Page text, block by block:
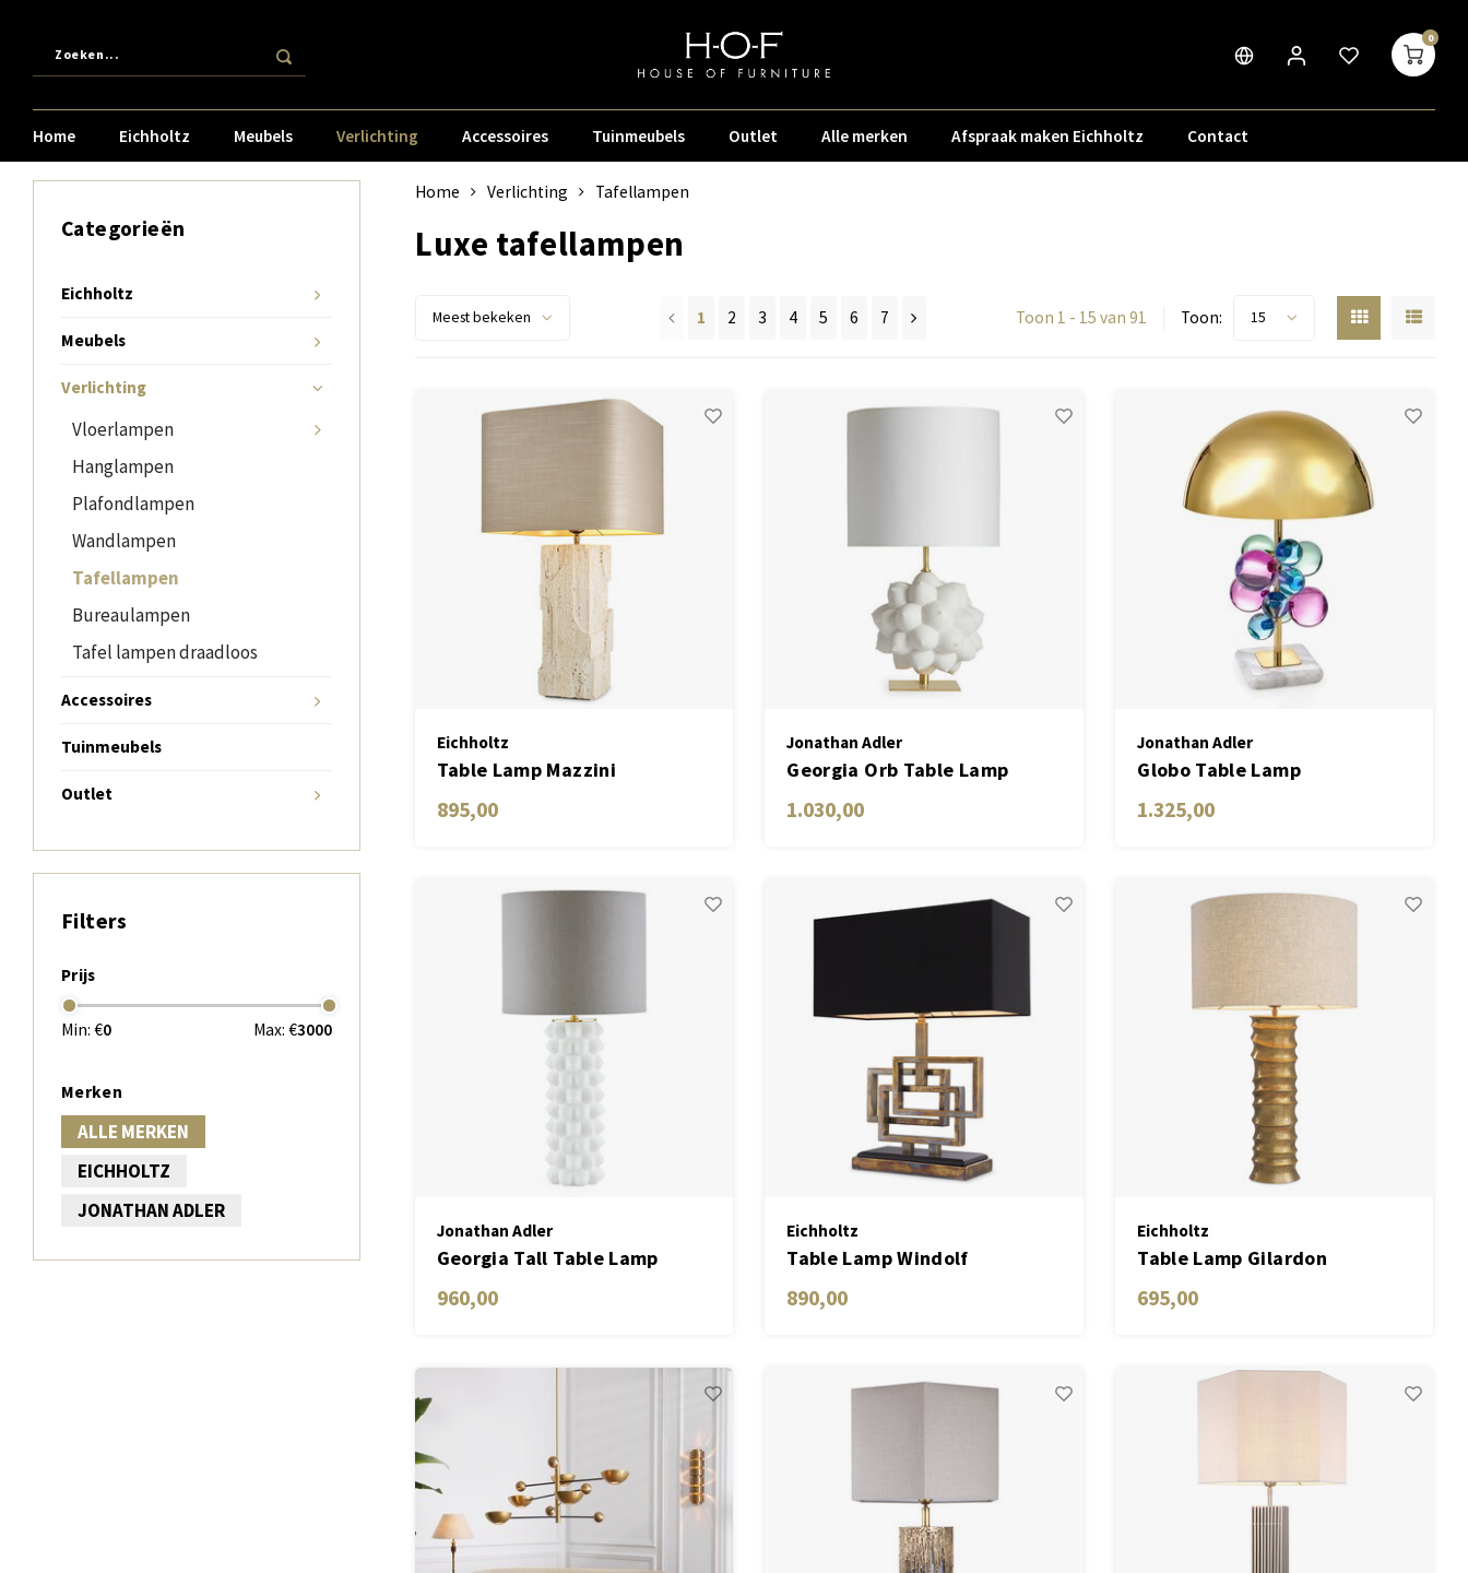
0
Home Eichholtz Meubels Verlichting Accessoires Tuinmeubels Outlet Alle merken Afspraak maken Eichholtz Contact
Categorieën
Eichholtz
Meubels
Verlichting
Vloerlampen
Hanglampen
Plafondlampen
Wandlampen
Tafellampen
Bureaulampen
Tafel lampen draadloos
Accessoires
Tuinmeubels
Outlet
Filters
Prijs
Min: €0 Max: €3000
Merken
ALLE MERKEN
EICHHOLTZ
JONATHAN ADLER
Home Verlichting Tafellampen
Luxe tafellampen
Meest bekeken 1 2 3 4 5 6 7 Toon 1 - 15 van 91 Toon: 15
Eichholtz
Table Lamp Mazzini
895,00
Jonathan Adler
Georgia Orb Table Lamp
1.030,00
Jonathan Adler
Globo Table Lamp
1.325,00
Jonathan Adler
Georgia Tall Table Lamp
960,00
Eichholtz
Table Lamp Windolf
890,00
Eichholtz
Table Lamp Gilardon
695,00